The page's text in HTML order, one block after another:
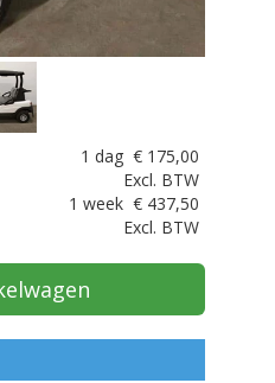
1 dag € 175,00
Excl. BTW
1 week € 437,50
Excl. BTW